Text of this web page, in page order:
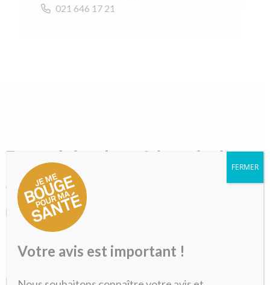
021 646 17 21
Formulaire de pré-inscription
«
» indique les champs nécessaires
Nom
*
Prénom *
Votre avis est important !
FERMER